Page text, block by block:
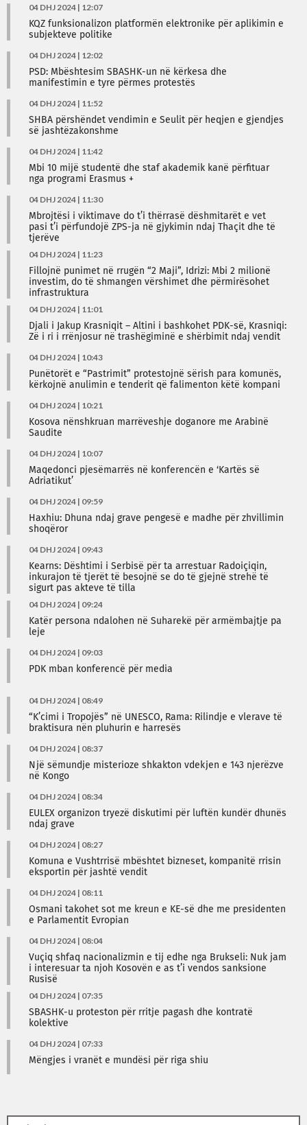
04 DHJ 2024 | 12:07
KQZ funksionalizon platformën elektronike për aplikimin e
subjekteve politike
04 DHJ 2024 | 12:02
PSD: Mbështesim SBASHK-un në kërkesa dhe
manifestimin e tyre përmes protestës
04 DHJ 2024 | 11:52
SHBA përshëndet vendimin e Seulit për heqjen e gjendjes
së jashtëzakonshme
04 DHJ 2024 | 11:42
Mbi 10 mijë studentë dhe staf akademik kanë përfituar
nga programi Erasmus +
04 DHJ 2024 | 11:30
Mbrojtësi i viktimave do t’i thërrasë dëshmitarët e vet
pasi t’i përfundojë ZPS-ja në gjykimin ndaj Thaçit dhe të
tjerëve
04 DHJ 2024 | 11:23
Fillojnë punimet në rrugën “2 Maji”, Idrizi: Mbi 2 milionë
investim, do të shmangen vërshimet dhe përmirësohet
infrastruktura
04 DHJ 2024 | 11:01
Djali i Jakup Krasniqit – Altini i bashkohet PDK-së, Krasniqi:
Zë i ri i rrënjosur në trashëgiminë e shërbimit ndaj vendit
04 DHJ 2024 | 10:43
Punëtorët e “Pastrimit” protestojnë sërish para komunës,
kërkojnë anulimin e tenderit që falimenton këtë kompani
04 DHJ 2024 | 10:21
Kosova nënshkruan marrëveshje doganore me Arabinë
Saudite
04 DHJ 2024 | 10:07
Maqedonci pjesëmarrës në konferencën e ‘Kartës së
Adriatikut’
04 DHJ 2024 | 09:59
Haxhiu: Dhuna ndaj grave pengesë e madhe për zhvillimin
shoqëror
04 DHJ 2024 | 09:43
Kearns: Dështimi i Serbisë për ta arrestuar Radoiçiqin,
inkurajon të tjerët të besojnë se do të gjejnë strehë të
sigurt pas akteve të tilla
04 DHJ 2024 | 09:24
Katër persona ndalohen në Suharekë për armëmbajtje pa
leje
04 DHJ 2024 | 09:03
PDK mban konferencë për media
04 DHJ 2024 | 08:49
“K’cimi i Tropojës” në UNESCO, Rama: Rilindje e vlerave të
braktisura nën pluhurin e harresës
04 DHJ 2024 | 08:37
Një sëmundje misterioze shkakton vdekjen e 143 njerëzve
në Kongo
04 DHJ 2024 | 08:34
EULEX organizon tryezë diskutimi për luftën kundër dhunës
ndaj grave
04 DHJ 2024 | 08:27
Komuna e Vushtrrisë mbështet bizneset, kompanitë rrisin
eksportin për jashtë vendit
04 DHJ 2024 | 08:11
Osmani takohet sot me kreun e KE-së dhe me presidenten
e Parlamentit Evropian
04 DHJ 2024 | 08:04
Vuçiq shfaq nacionalizmin e tij edhe nga Brukseli: Nuk jam
i interesuar ta njoh Kosovën e as t’i vendos sanksione
Rusisë
04 DHJ 2024 | 07:35
SBASHK-u proteston për rritje pagash dhe kontratë
kolektive
04 DHJ 2024 | 07:33
Mëngjes i vranët e mundësi për riga shiu